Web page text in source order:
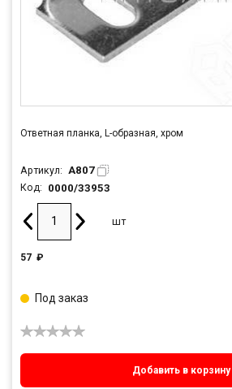
Ответная планка, L-образная, хром
Артикул: А807
Код: 0000/33953
шт
57 ₽
Добавить в корзину
Под заказ